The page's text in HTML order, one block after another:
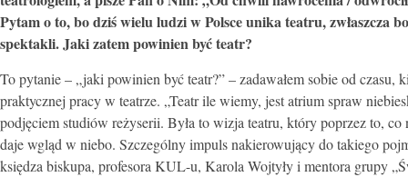
Pytam o to, bo dziś wielu ludzi w Polsce unika teatru, zwłaszcza
spektakli. Jaki zatem powinien być teatr?
To pytanie – „jaki powinien być teatr?” – zadawałem sobie od
praktycznej pracy w teatrze. „Teatr ile wiemy, jest atrium spraw
podjęciem studiów reżyserii. Była to wizja teatru, który poprzez to, co
daje wgląd w niebo. Szczególny impuls nakierowujący do takiego
księdza biskupa, profesora KUL-u, Karola Wojtyły i mentora grupy